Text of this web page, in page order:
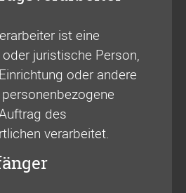
ist eine
juristische Person,
oder andere
des
verarbeitet.